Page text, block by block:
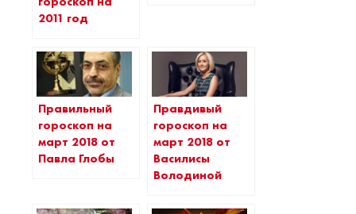
2011 год
Правильный
гороскоп на
март 2018 от
Павла Глобы
Правдивый
гороскоп на
март 2018 от
Василисы
Володиной